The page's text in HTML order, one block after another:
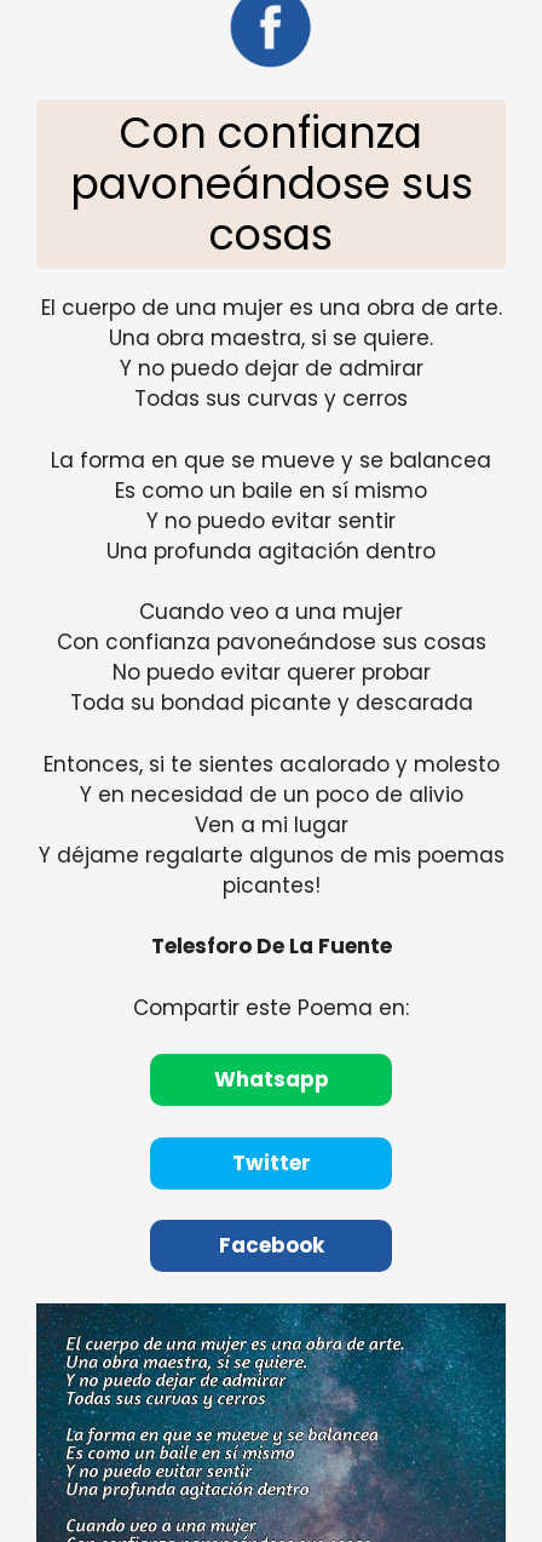
Con confianza
pavoneándose sus
cosas
El cuerpo de una mujer es una obra de arte.
Una obra maestra, si se quiere.
Y no puedo dejar de admirar
Todas sus curvas y cerros
La forma en que se mueve y se balancea
Es como un baile en sí mismo
Y no puedo evitar sentir
Una profunda agitación dentro
Cuando veo a una mujer
Con confianza pavoneándose sus cosas
No puedo evitar querer probar
Toda su bondad picante y descarada
Entonces, si te sientes acalorado y molesto
Y en necesidad de un poco de alivio
Ven a mi lugar
Y déjame regalarte algunos de mis poemas
picantes!
Telesforo De La Fuente
Compartir este Poema en:
Whatsapp
Twitter
Facebook